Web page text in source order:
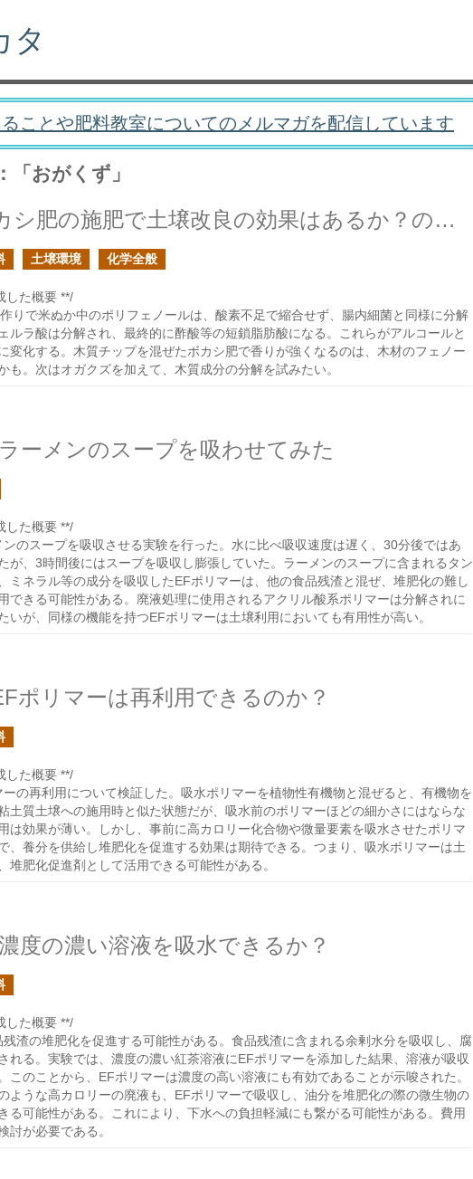
タ
ことや肥料教室についてのメルマガを配信しています
「おがくず」
米ぬか嫌気ボカシ肥の施肥で土壌改良の効果はあるか？の続き
土壌環境 化学全般
した概要 **/
りで米ぬか中のポリフェノールは、酸素不足で縮合せず、腸内細菌と同様に分解
ルラ酸は分解され、最終的に酢酸等の短鎖脂肪酸になる。これらがアルコールと
変化する。木質チップを混ぜたボカシ肥で香りが強くなるのは、木材のフェノー
も。次はオガクズを加えて、木質成分の分解を試みたい。
ーメンのスープを吸わせてみた
した概要 **/
のスープを吸収させる実験を行った。水に比べ吸収速度は遅く、30分後ではあ
が、3時間後にはスープを吸収し膨張していた。ラーメンのスープに含まれるタン
ミネラル等の成分を吸収したEFポリマーは、他の食品残渣と混ぜ、堆肥化の難し
できる可能性がある。廃液処理に使用されるアクリル酸系ポリマーは分解されに
いが、同様の機能を持つEFポリマーは土壌利用においても有用性が高い。
ポリマーは再利用できるのか？
した概要 **/
の再利用について検証した。吸水ポリマーを植物性有機物と混ぜると、有機物を
土質土壌への施用時と似た状態だが、吸水前のポリマーほどの細かさにはならな
は効果が薄い。しかし、事前に高カロリー化合物や微量要素を吸水させたポリマ
、養分を供給し堆肥化を促進する効果は期待できる。つまり、吸水ポリマーは土
堆肥化促進剤として活用できる可能性がある。
度の濃い溶液を吸水できるか？
した概要 **/
渣の堆肥化を促進する可能性がある。食品残渣に含まれる余剰水分を吸収し、腐
れる。実験では、濃度の濃い紅茶溶液にEFポリマーを添加した結果、溶液が吸収
このことから、EFポリマーは濃度の高い溶液にも有効であることが示唆された。
ような高カロリーの廃液も、EFポリマーで吸収し、油分を堆肥化の際の微生物の
る可能性がある。これにより、下水への負担軽減にも繋がる可能性がある。費用
討が必要である。